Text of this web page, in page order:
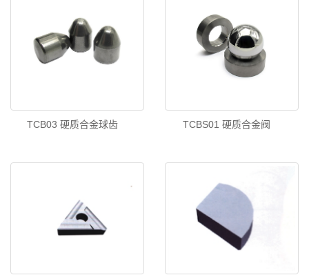
TCB03 硬质合金球齿 TCBS01 硬质合金阀